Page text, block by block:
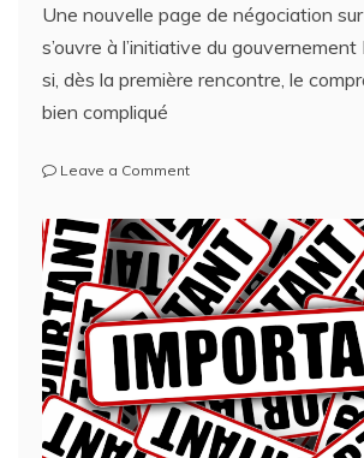
Une nouvelle page de négociation
s’ouvre à l’initiative du
si, dès la première rencontre, le
bien compliqué
Leave a Commenton
négociation
retraites
2025